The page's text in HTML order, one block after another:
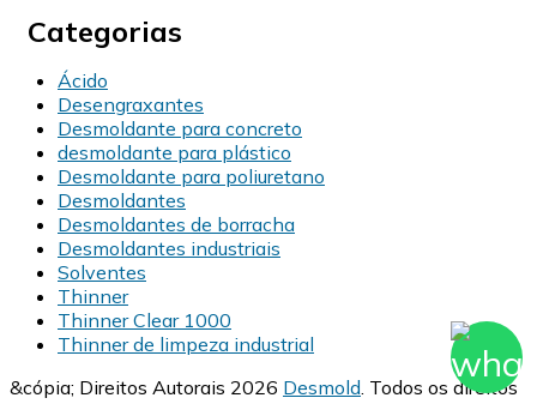
Categorias
Ácido
Desengraxantes
Desmoldante para concreto
desmoldante para plástico
Desmoldante para poliuretano
Desmoldantes
Desmoldantes de borracha
Desmoldantes industriais
Solventes
Thinner
Thinner Clear 1000
Thinner de limpeza industrial
&cópia; Direitos Autorais 2026 Desmold . Todos os direitos